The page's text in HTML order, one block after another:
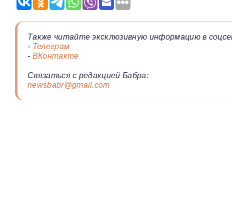
Также читайте эксклюзивную информацию в
- Телеграм
- ВКонтакте
Связаться с редакцией Бабра:
newsbabr@gmail.com